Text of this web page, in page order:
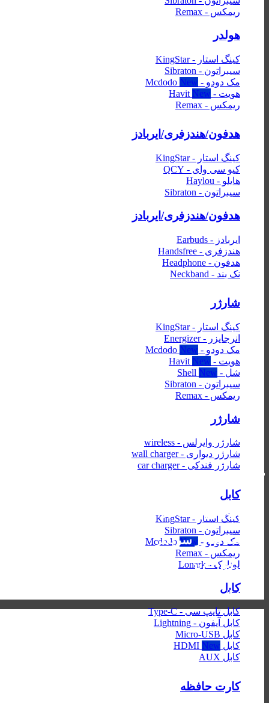
ریمکس - Remax
هولدر
کینگ استار - KingStar
سیبراتون - Sibraton
مک دودو - Mcdodo
هویت - Havit
ریمکس - Remax
هدفون/هندزفری/ایربادز
کینگ استار - KingStar
کیو سی وای - QCY
هایلو - Haylou
سیبراتون - Sibraton
هدفون/هندزفری/ایربادز
ایربادز - Earbuds
هندزفری - Handsfree
هدفون - Headphone
نک بند - Neckband
شارژر
کینگ استار - KingStar
انرجایزر - Energizer
مک دودو - Mcdodo
هویت - Havit
شل - Shell
سیبراتون - Sibraton
ریمکس - Remax
شارژر
شارژر وایرلس - wireless
شارژر دیواری - wall charger
شارژر فندکی - car charger
کابل
کینگ استار - KingStar
سیبراتون - Sibraton
مک دودو - Mcdodo
ریمکس - Remax
لونارک - Lonark
کابل
کابل تایپ سی - Type-C
کابل آیفون - Lightning
کابل Micro-USB
کابل HDMI
کابل AUX
کارت حافظه
با شدت جریان 5 آمپر
مدل RC-188a
کابل انتقال دیتای فست شارژ سری Lesu PRO